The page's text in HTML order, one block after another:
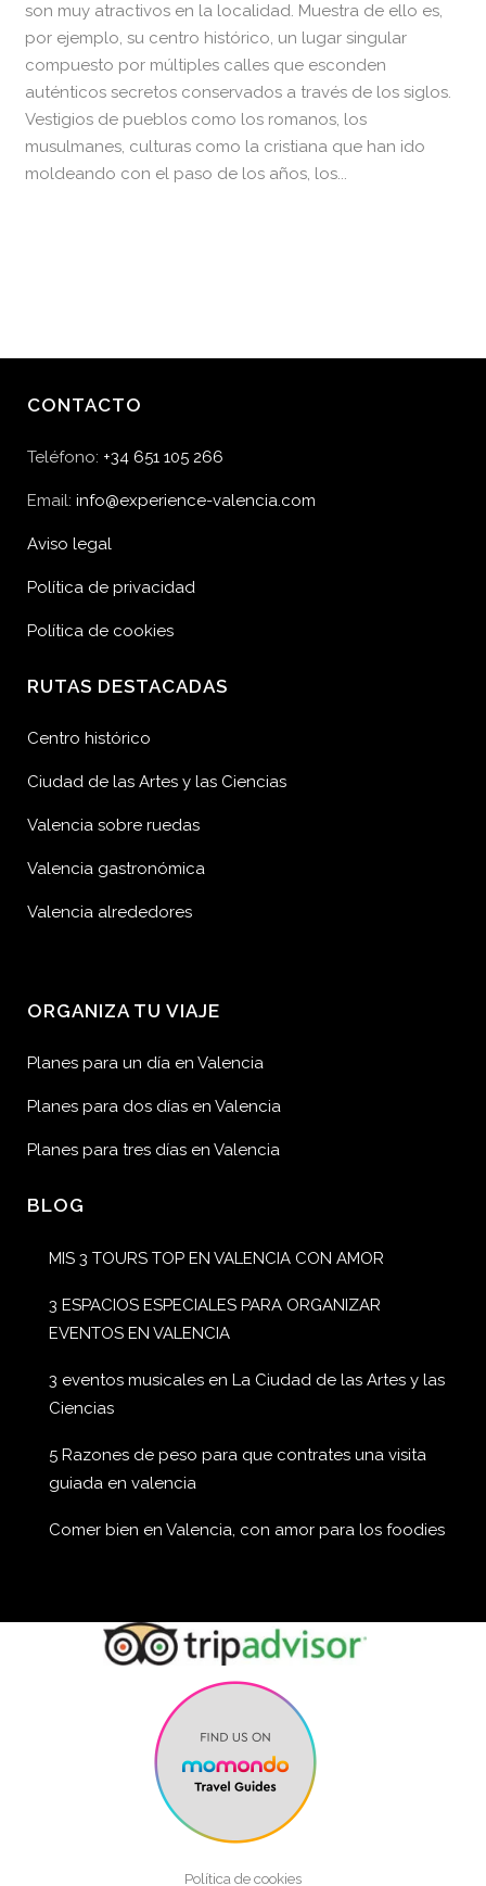
son muy atractivos en la localidad. Muestra de ello es,
por ejemplo, su centro histórico, un lugar singular
compuesto por múltiples calles que esconden
auténticos secretos conservados a través de los siglos.
Vestigios de pueblos como los romanos, los
musulmanes, culturas como la cristiana que han ido
moldeando con el paso de los años, los...
CONTACTO
Teléfono: +34 651 105 266
Email: info@experience-valencia.com
Aviso legal
Política de privacidad
Política de cookies
RUTAS DESTACADAS
Centro histórico
Ciudad de las Artes y las Ciencias
Valencia sobre ruedas
Valencia gastronómica
Valencia alrededores
ORGANIZA TU VIAJE
Planes para un día en Valencia
Planes para dos días en Valencia
Planes para tres días en Valencia
BLOG
MIS 3 TOURS TOP EN VALENCIA CON AMOR
3 ESPACIOS ESPECIALES PARA ORGANIZAR
EVENTOS EN VALENCIA
3 eventos musicales en La Ciudad de las Artes y las
Ciencias
5 Razones de peso para que contrates una visita
guiada en valencia
Comer bien en Valencia, con amor para los foodies
Política de cookies